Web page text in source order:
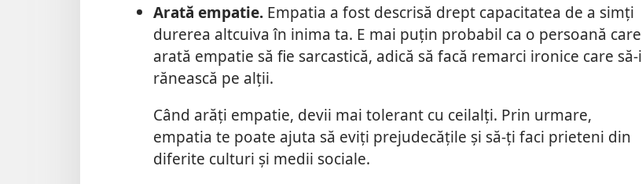
Arată empatie.Empatia a fost descrisă drept capacitatea de a simți
durerea altcuiva în inima ta. E mai puțin probabil ca o persoană care
arată empatie să fie sarcastică, adică să facă remarci ironice care să-i
rănească pe alții.
Când arăți empatie, devii mai tolerant cu ceilalți. Prin urmare,
empatia te poate ajuta să eviți prejudecățile și să-ți faci prieteni din
diferite culturi și medii sociale.